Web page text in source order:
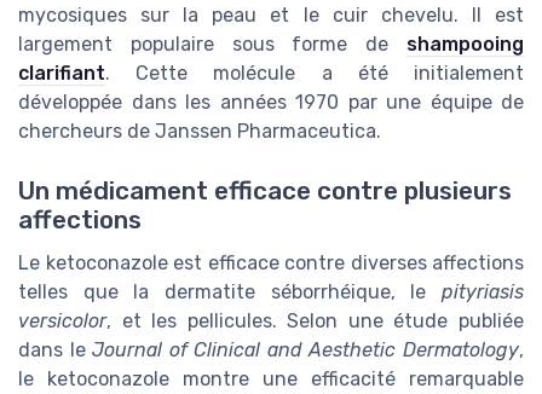
mycosiques sur la peau et le cuir chevelu. Il est
largement populaire sous forme de shampooing
clarifiant. Cette molécule a été initialement
développée dans les années 1970 par une équipe de
chercheurs de Janssen Pharmaceutica.
Un médicament efficace contre plusieurs
affections
Le ketoconazole est efficace contre diverses affections
telles que la dermatite séborrhéique, le pityriasis
versicolor, et les pellicules. Selon une étude publiée
dans leJournal of Clinical and Aesthetic Dermatology,
le ketoconazole montre une efficacité remarquable